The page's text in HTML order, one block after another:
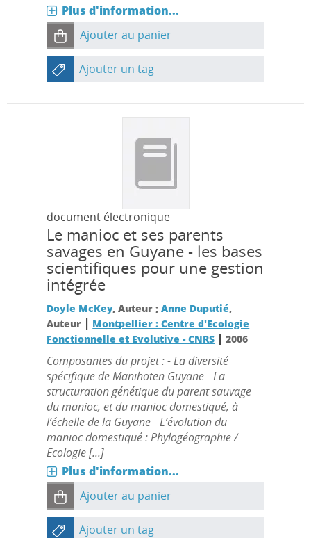
Plus d'information...
Ajouter au panier
Ajouter un tag
document électronique
Le manioc et ses parents
savages en Guyane - les bases
scientifiques pour une gestion
intégrée
Doyle McKey, Auteur ;Anne Duputié,
Auteur | Montpellier : Centre d'Ecologie
Fonctionnelle et Evolutive - CNRS |2006
Composantes du projet : - La diversité
spécifique de Manihoten Guyane - La
structuration génétique du parent sauvage
du manioc, et du manioc domestiqué, à
l’échelle de la Guyane - L’évolution du
manioc domestiqué : Phylogéographie /
Ecologie [...]
Plus d'information...
Ajouter au panier
Ajouter un tag